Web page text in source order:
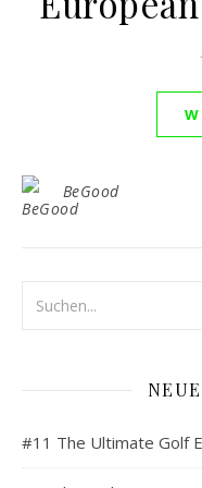
BeGood
#11 The Ultimate Golf